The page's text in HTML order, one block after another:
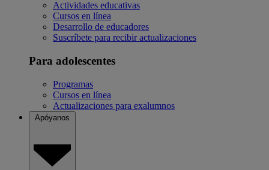
Actividades educativas
Cursos en línea
Desarrollo de educadores
Suscríbete para recibir actualizaciones
Para adolescentes
Programas
Cursos en línea
Actualizaciones para exalumnos
Apóyanos